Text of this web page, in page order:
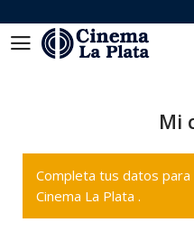
Mi
Completa tus datos
Cinema La Plata .